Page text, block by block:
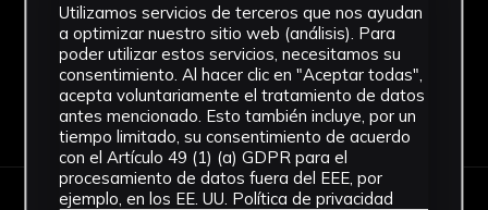
Descargar Ficha
Utilizamos servicios de terceros que nos ayudan
a optimizar nuestro sitio web (análisis). Para
poder utilizar estos servicios, necesitamos su
consentimiento. Al hacer clic en "Aceptar todas",
acepta voluntariamente el tratamiento de datos
antes mencionado. Esto también incluye, por un
tiempo limitado, su consentimiento de acuerdo
con el Artículo 49 (1) (a) GDPR para el
procesamiento de datos fuera del EEE, por
ejemplo, en los EE. UU. Política de privacidad